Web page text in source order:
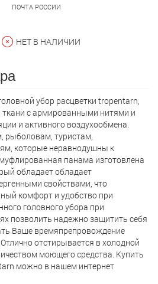
ПОЧТА РОССИИ
НЕТ В НАЛИЧИИ
убор расцветки tropentarn,
с армированными нитями и
и активного воздухообмена.
рыболовам, туристам,
которые неравнодушны к
панама изготовлена
обладает обладает
свойствами, что
комфорт и удобство при
головного убора при
позволить надежно защитить себя
Ваше времяпрепровождение
отстирывается в холодной
моющего средства. Купить
можно в нашем интернет